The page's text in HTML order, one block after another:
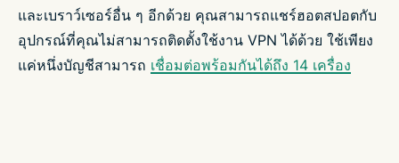
และเบราว์เซอร์อื่น ๆ อีกด้วย คุณสามารถแชร์ฮอตสปอตกับ
อุปกรณ์ที่คุณไม่สามารถติดตั้งใช้งาน VPN ได้ด้วย ใช้เพียง
แค่หนึ่งบัญชีสามารถ เชื่อมต่อพร้อมกันได้ถึง 14 เครื่อง